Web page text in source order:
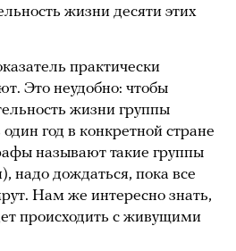
жизни десяти этих
практически
Это неудобно: чтобы
жизни группы
год в конкретной стране
называют такие группы
надо дождаться, пока все
Нам же интересно знать,
происходить с живущими